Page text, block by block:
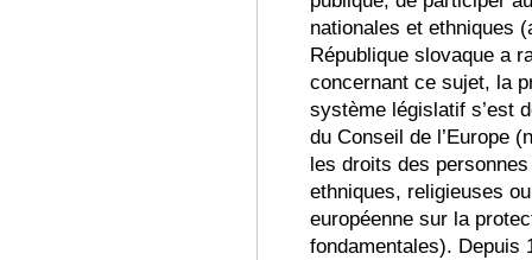
nationales et ethniques
République slovaque a
concernant ce sujet, la
système législatif s’est
du Conseil de l’Europe
les droits des
ethniques, religieuses
européenne sur la
fondamentales). Depuis